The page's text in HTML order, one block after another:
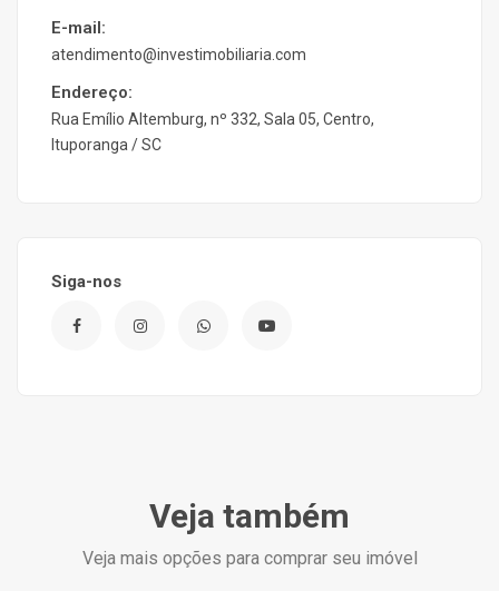
E-mail:
atendimento@investimobiliaria.com
Endereço:
Rua Emílio Altemburg, nº 332, Sala 05, Centro,
Ituporanga / SC
Siga-nos
Veja também
Veja mais opções para comprar seu imóvel